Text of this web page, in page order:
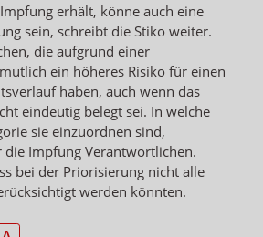
erhält, könne auch eine
sein, schreibt die Stiko weiter.
die aufgrund einer
ein höheres Risiko für einen
haben, auch wenn das
eindeutig belegt sei. In welche
sie einzuordnen sind,
die Impfung Verantwortlichen.
bei der Priorisierung nicht alle
werden könnten.